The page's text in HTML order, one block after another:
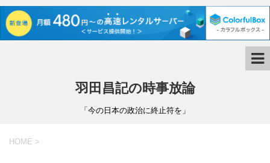
羽田昌記の時事放論
「今の日本の政治に終止符を」
HOME >